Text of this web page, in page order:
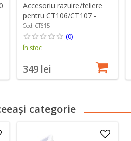
Accesoriu razuire/feliere
pentru CT106/CT107 -
Cibustek
Cod: CT615
(0)
În stoc
349 lei
categorie